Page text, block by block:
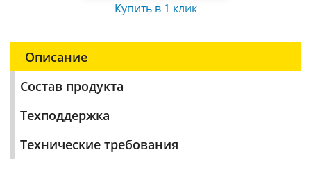
Купить в 1 клик
Описание
Состав продукта
Техподдержка
Технические требования